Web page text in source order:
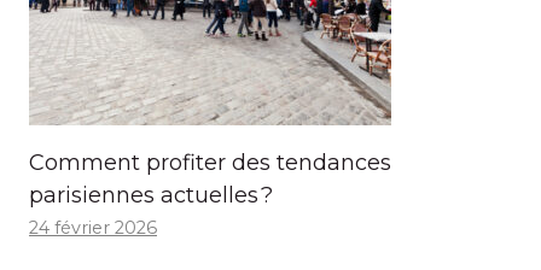
Comment profiter des tendances
parisiennes actuelles ?
24 février 2026